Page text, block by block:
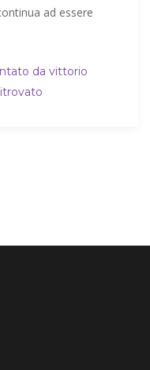
ad essere
da vittorio